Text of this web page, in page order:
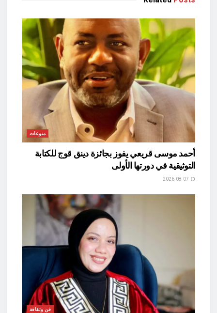
منوعات
أحمد موسى قريعي يفوز بجائزة دينق قوج للكتابة
التوثيقية في دورتها الأولى
فن وثقافة